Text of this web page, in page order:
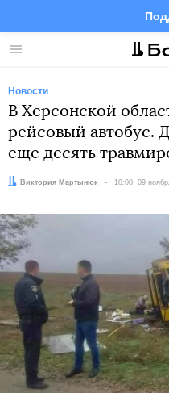
Меню
Новости
В Херсонской
рейсовый автобус.
еще десять
Автор:Виктория Мартынюк Дата:
10:00, 09